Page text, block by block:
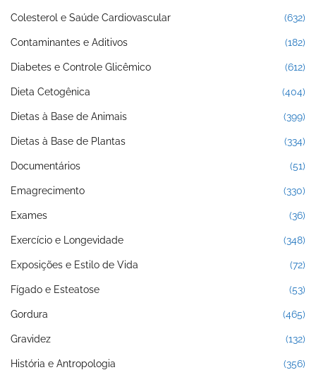
Colesterol e Saúde Cardiovascular (632)
Contaminantes e Aditivos (182)
Diabetes e Controle Glicêmico (612)
Dieta Cetogênica (404)
Dietas à Base de Animais (399)
Dietas à Base de Plantas (334)
Documentários (51)
Emagrecimento (330)
Exames (36)
Exercício e Longevidade (348)
Exposições e Estilo de Vida (72)
Fígado e Esteatose (53)
Gordura (465)
Gravidez (132)
História e Antropologia (356)